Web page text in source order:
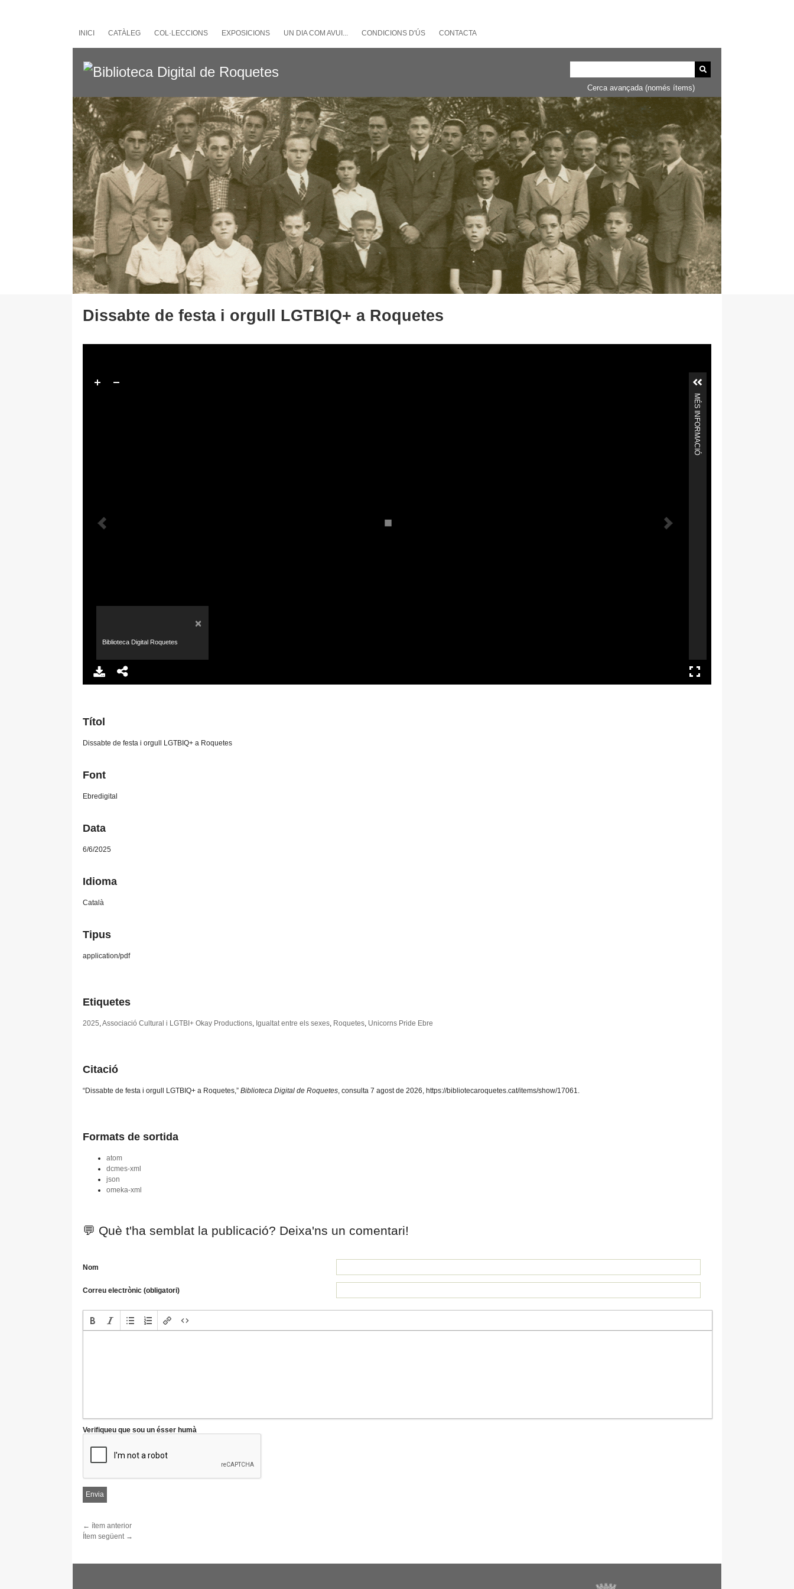
INICI CATÀLEG COL·LECCIONS EXPOSICIONS UN DIA COM AVUI... CONDICIONS D'ÚS CONTACTA
Cerca avançada (només ítems)
Dissabte de festa i orgull LGTBIQ+ a Roquetes
×
Biblioteca Digital Roquetes
MÉS INFORMACIÓ
Títol
Dissabte de festa i orgull LGTBIQ+ a Roquetes
Font
Ebredigital
Data
6/6/2025
Idioma
Català
Tipus
application/pdf
Etiquetes
2025,Associació Cultural i LGTBI+ Okay Productions, Igualtat entre els sexes, Roquetes, Unicorns Pride Ebre
Citació
“Dissabte de festa i orgull LGTBIQ+ a Roquetes,” Biblioteca Digital de Roquetes, consulta 7 agost de 2026, https://bibliotecaroquetes.cat/items/show/17061.
Formats de sortida
atom
dcmes-xml
json
omeka-xml
💬 Què t'ha semblat la publicació? Deixa'ns un comentari!
Nom
Correu electrònic (obligatori)
Verifiqueu que sou un ésser humà
← ítem anterior
Ítem següent →